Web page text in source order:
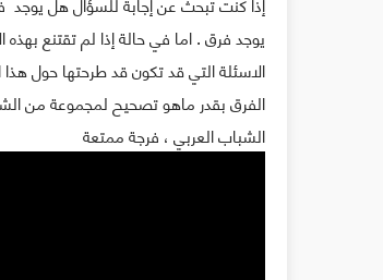
يوجد فرق . اما في حالة إذا لم تقتنع
الاسئلة التي قد تكون قد طرحتها حول
الفرق بقدر ماهو تصحيح لمجموعة من
الشباب العربي ، فرجة ممتعة